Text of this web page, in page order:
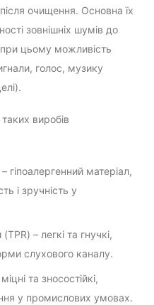
очищення. Основна їх
зовнішніх шумів до
при цьому можливість
голос, музику
виробів
гіпоалергенний матеріал,
і зручність у
– легкі та гнучкі,
слухового каналу.
та зносостійкі,
у промислових умовах.